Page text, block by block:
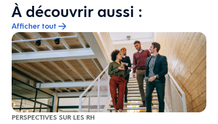
À découvrir aussi :
Afficher tout
PERSPECTIVES SUR LES RH